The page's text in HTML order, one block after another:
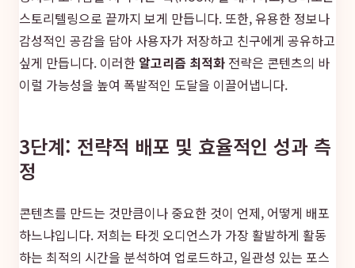
스토리텔링으로 끝까지 보게 만듭니다. 또한, 유용한 정보나
감성적인 공감을 담아 사용자가 저장하고 친구에게 공유하고
싶게 만듭니다. 이러한 알고리즘 최적화 전략은 콘텐츠의 바
이럴 가능성을 높여 폭발적인 도달을 이끌어냅니다.
3단계: 전략적 배포 및 효율적인 성과 측
정
콘텐츠를 만드는 것만큼이나 중요한 것이 언제, 어떻게 배포
하느냐입니다. 저희는 타겟 오디언스가 가장 활발하게 활동
하는 최적의 시간을 분석하여 업로드하고, 일관성 있는 포스